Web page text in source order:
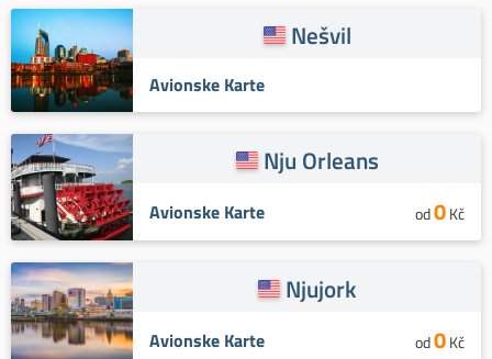
Nešvil
Avionske Karte
Nju Orleans
Avionske Karte od0Kč
Njujork
Avionske Karte od0Kč